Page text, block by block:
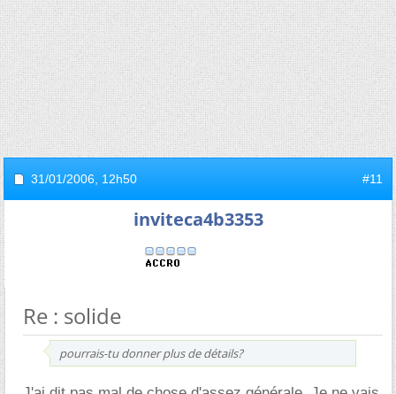
31/01/2006, 12h50 #11
inviteca4b3353
Re : solide
pourrais-tu donner plus de détails?